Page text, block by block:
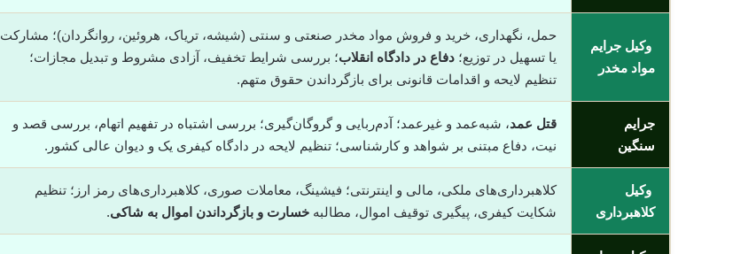
وکیل جرایم
مواد مخدر
حمل، نگهداری، خرید و فروش مواد مخدر صنعتی و سنتی (شیشه، تریاک، هروئین، روانگردان)؛ مشارکت
یا تسهیل در توزیع؛ دفاع در دادگاه انقلاب؛ بررسی شرایط تخفیف، آزادی مشروط و تبدیل مجازات؛
تنظیم لایحه و اقدامات قانونی برای بازگرداندن حقوق متهم.
جرایم
سنگین
قتل عمد، شبه‌عمد و غیرعمد؛ آدم‌ربایی و گروگان‌گیری؛ بررسی اشتباه در تفهیم اتهام، بررسی قصد و
نیت، دفاع مبتنی بر شواهد و کارشناسی؛ تنظیم لایحه در دادگاه کیفری یک و دیوان عالی کشور.
وکیل
کلاهبرداری
کلاهبرداری‌های ملکی، مالی و اینترنتی؛ فیشینگ، معاملات صوری، کلاهبرداری‌های رمز ارز؛ تنظیم
شکایت کیفری، پیگیری توقیف اموال، مطالبه خسارت و بازگرداندن اموال به شاکی.